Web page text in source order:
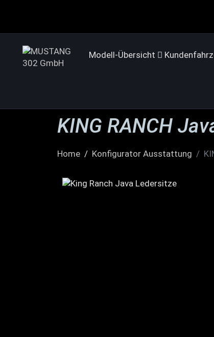
Modell-Übersicht
KING RANCH
Home Konfigurator Ausstattung